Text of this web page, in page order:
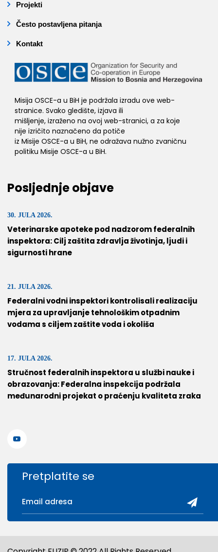
Projekti
Često postavljena pitanja
Kontakt
Misija OSCE-a u BiH je podržala izradu ove web-
stranice. Svako gledište, izjava ili
mišljenje, izraženo na ovoj web-stranici, a za koje
nije izričito naznačeno da potiče
iz Misije OSCE-a u BiH, ne odražava nužno zvaničnu
politiku Misije OSCE-a u BiH.
Posljednje objave
30. JULA 2026.
Veterinarske apoteke pod nadzorom federalnih
inspektora: Cilj zaštita zdravlja životinja, ljudi i
sigurnosti hrane
21. JULA 2026.
Federalni vodni inspektori kontrolisali realizaciju
mjera za upravljanje tehnološkim otpadnim
vodama s ciljem zaštite voda i okoliša
17. JULA 2026.
Stručnost federalnih inspektora u službi nauke i
obrazovanja: Federalna inspekcija podržala
međunarodni projekat o praćenju kvaliteta zraka
Pretplatite se